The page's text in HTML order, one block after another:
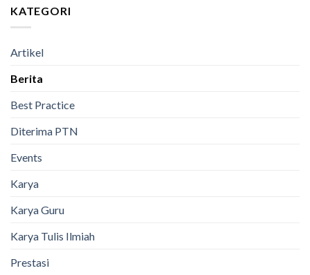
KATEGORI
Artikel
Berita
Best Practice
Diterima PTN
Events
Karya
Karya Guru
Karya Tulis Ilmiah
Prestasi